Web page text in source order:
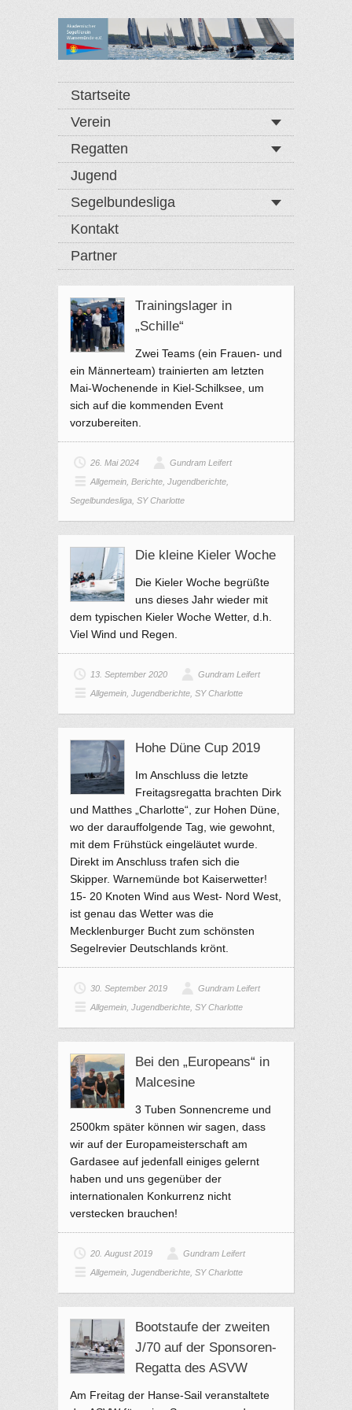
Startseite
Verein
Regatten
Jugend
Segelbundesliga
Kontakt
Partner
Trainingslager in
„Schille“
Zwei Teams (ein Frauen- und
ein Männerteam) trainierten am letzten
Mai-Wochenende in Kiel-Schilksee, um
sich auf die kommenden Event
vorzubereiten.
26. Mai 2024
Gundram Leifert
Allgemein Berichte Jugendberichte
Segelbundesliga SY Charlotte
Die kleine Kieler Woche
Die Kieler Woche begrüßte
uns dieses Jahr wieder mit
dem typischen Kieler Woche Wetter, d.h.
Viel Wind und Regen.
13. September 2020
Gundram Leifert
Allgemein Jugendberichte SY Charlotte
Hohe Düne Cup 2019
Im Anschluss die letzte
Freitagsregatta brachten Dirk
und Matthes „Charlotte“, zur Hohen Düne,
wo der darauffolgende Tag, wie gewohnt,
mit dem Frühstück eingeläutet wurde.
Direkt im Anschluss trafen sich die
Skipper. Warnemünde bot Kaiserwetter!
15- 20 Knoten Wind aus West- Nord West,
ist genau das Wetter was die
Mecklenburger Bucht zum schönsten
Segelrevier Deutschlands krönt.
30. September 2019
Gundram Leifert
Allgemein Jugendberichte SY Charlotte
Bei den „Europeans“ in
Malcesine
3 Tuben Sonnencreme und
2500km später können wir sagen, dass
wir auf der Europameisterschaft am
Gardasee auf jedenfall einiges gelernt
haben und uns gegenüber der
internationalen Konkurrenz nicht
verstecken brauchen!
20. August 2019
Gundram Leifert
Allgemein Jugendberichte SY Charlotte
Bootstaufe der zweiten
J/70 auf der Sponsoren-
Regatta des ASVW
Am Freitag der Hanse-Sail veranstaltete